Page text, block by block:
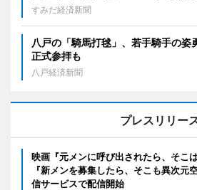
すみだ経済新聞
八戸の「騎馬打毬」、若手騎手の
正式参拝も
八戸経済新聞
プレスリリー
映画『元メンに呼び出されたら、そこ
『新メンを募集したら、そこも異次元
信サービスで配信開始